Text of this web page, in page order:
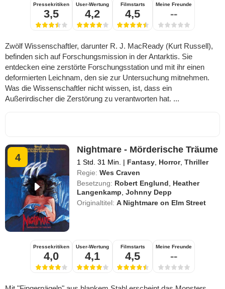
Pressekritiken
3,5
User-Wertung
4,2
Filmstarts
4,5
Meine Freunde
--
Zwölf Wissenschaftler, darunter R. J. MacReady (Kurt Russell),
befinden sich auf Forschungsmission in der Antarktis. Sie
entdecken eine zerstörte Forschungsstation und mit ihr einen
deformierten Leichnam, den sie zur Untersuchung mitnehmen.
Was die Wissenschaftler nicht wissen, ist, dass ein
Außerirdischer die Zerstörung zu verantworten hat. ...
4
Nightmare - Mörderische Träume
1 Std. 31 Min. | Fantasy Horror,Thriller
Regie: Wes Craven
Besetzung: Robert Englund
Heather
Langenkamp ,Johnny Depp
Originaltitel:A Nightmare on Elm Street
Pressekritiken
4,0
User-Wertung
4,1
Filmstarts
4,5
Meine Freunde
--